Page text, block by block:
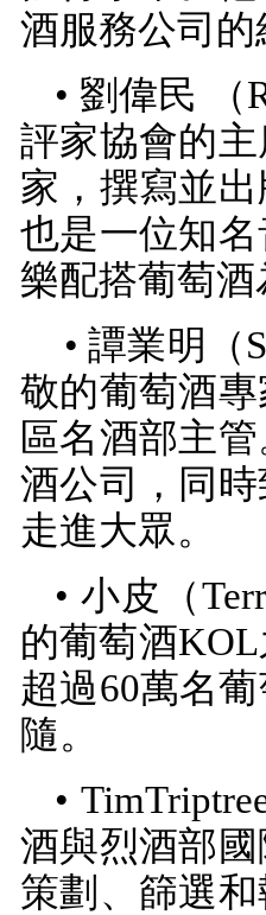
酒服務公司的
• 劉偉民 （
評家協會的
家，撰寫並
也是一位知
樂配搭葡萄
• 譚業明（
敬的葡萄酒
區名酒部主
酒公司，同
走進大眾。
• 小皮（
的葡萄酒KOL
超過60萬名
隨。
•
酒與烈酒部
策劃、篩選